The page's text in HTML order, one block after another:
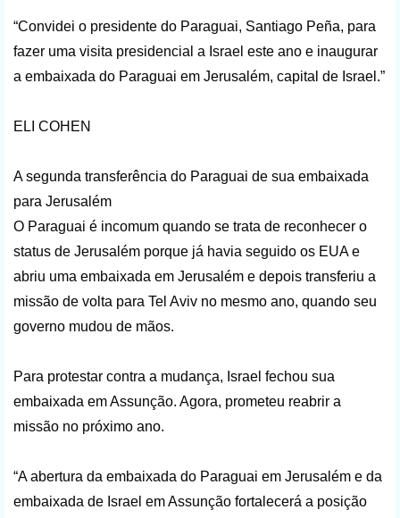
“Convidei o presidente do Paraguai, Santiago Peña, para
fazer uma visita presidencial a Israel este ano e inaugurar
a embaixada do Paraguai em Jerusalém, capital de Israel.”
ELI COHEN
A segunda transferência do Paraguai de sua embaixada
para Jerusalém
O Paraguai é incomum quando se trata de reconhecer o
status de Jerusalém porque já havia seguido os EUA e
abriu uma embaixada em Jerusalém e depois transferiu a
missão de volta para Tel Aviv no mesmo ano, quando seu
governo mudou de mãos.
Para protestar contra a mudança, Israel fechou sua
embaixada em Assunção. Agora, prometeu reabrir a
missão no próximo ano.
“A abertura da embaixada do Paraguai em Jerusalém e da
embaixada de Israel em Assunção fortalecerá a posição